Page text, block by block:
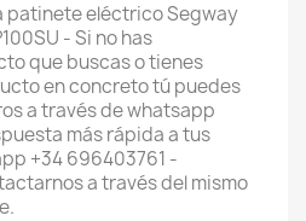
patinete eléctrico Segway
- Si no has
que buscas o tienes
en concreto tú puedes
a través de whatsapp
más rápida a tus
+34 696403761 -
a través del mismo